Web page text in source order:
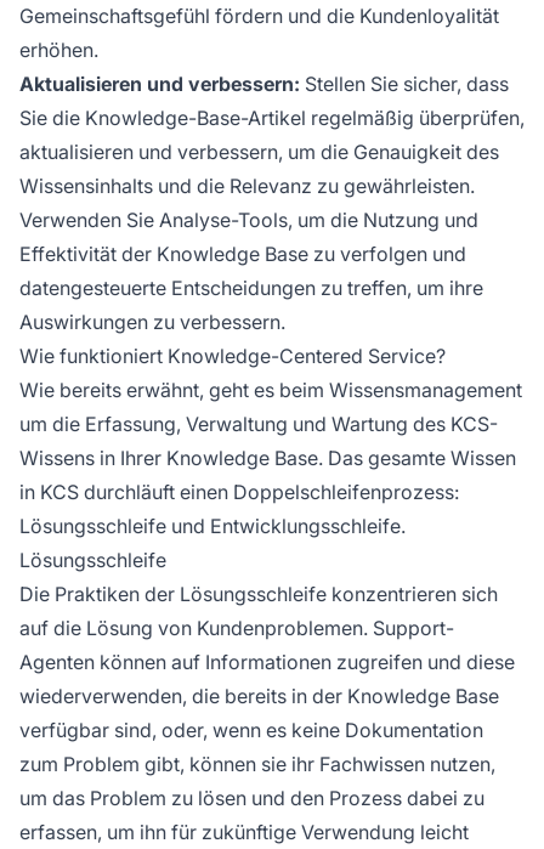
Gemeinschaftsgefühl fördern und die Kundenloyalität
erhöhen.
Aktualisieren und verbessern: Stellen Sie sicher, dass
Sie die Knowledge-Base-Artikel regelmäßig überprüfen,
aktualisieren und verbessern, um die Genauigkeit des
Wissensinhalts und die Relevanz zu gewährleisten.
Verwenden Sie Analyse-Tools, um die Nutzung und
Effektivität der Knowledge Base zu verfolgen und
datengesteuerte Entscheidungen zu treffen, um ihre
Auswirkungen zu verbessern.
Wie funktioniert Knowledge-Centered Service?
Wie bereits erwähnt, geht es beim Wissensmanagement
um die Erfassung, Verwaltung und Wartung des KCS-
Wissens in Ihrer Knowledge Base. Das gesamte Wissen
in KCS durchläuft einen Doppelschleifenprozess:
Lösungsschleife und Entwicklungsschleife.
Lösungsschleife
Die Praktiken der Lösungsschleife konzentrieren sich
auf die Lösung von Kundenproblemen. Support-
Agenten können auf Informationen zugreifen und diese
wiederverwenden, die bereits in der Knowledge Base
verfügbar sind, oder, wenn es keine Dokumentation
zum Problem gibt, können sie ihr Fachwissen nutzen,
um das Problem zu lösen und den Prozess dabei zu
erfassen, um ihn für zukünftige Verwendung leicht